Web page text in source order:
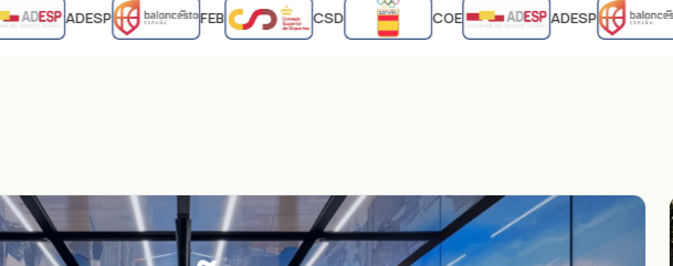
ADESP FEB CSD COE ADESP